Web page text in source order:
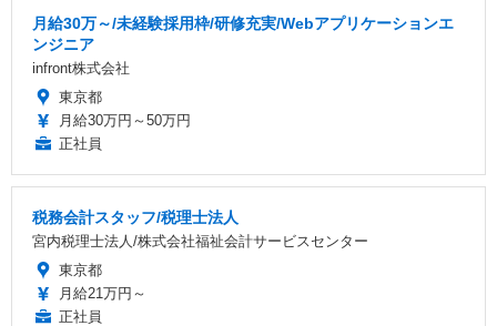
月給30万～/未経験採用枠/研修充実/Webアプリケーションエ
ンジニア
infront株式会社
東京都
月給30万円～50万円
正社員
税務会計スタッフ/税理士法人
宮内税理士法人/株式会社福祉会計サービスセンター
東京都
月給21万円～
正社員